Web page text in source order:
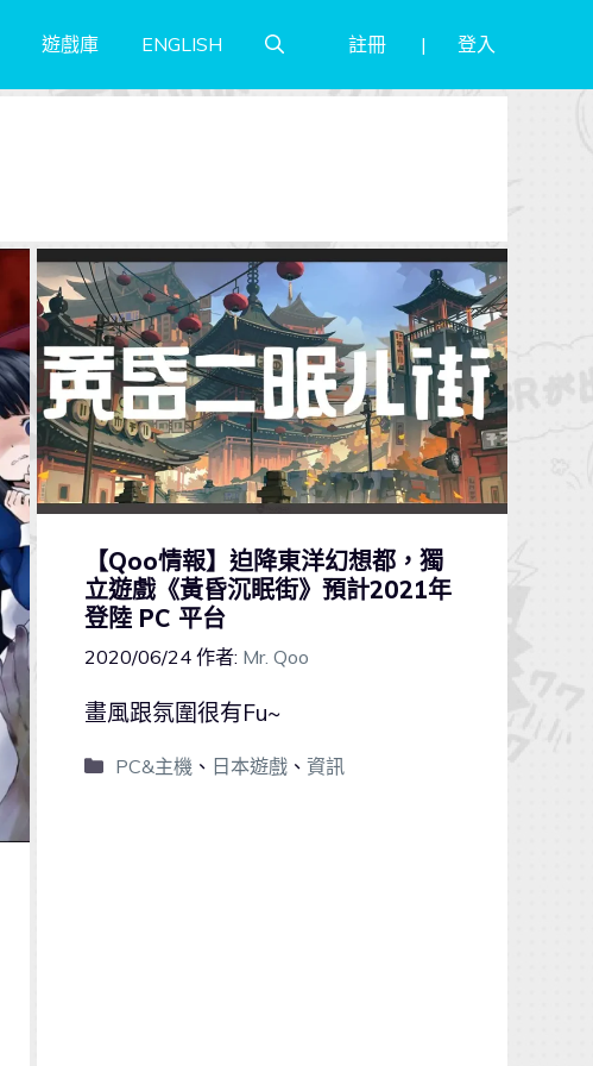
遊戲庫 ENGLISH 註冊 登入
【Qoo情報】迫降東洋幻想都，獨
立遊戲《黃昏沉眠街》預計2021年
登陸 PC 平台
2020/06/24 作者: Mr. Qoo
畫風跟氛圍很有Fu~
PC&主機 、 日本遊戲、 資訊